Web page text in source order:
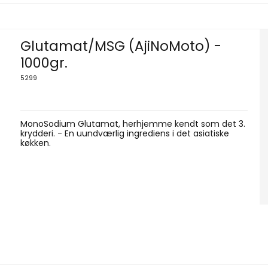
Glutamat/MSG (AjiNoMoto) -
1000gr.
5299
MonoSodium Glutamat, herhjemme kendt som det 3.
krydderi. - En uundværlig ingrediens i det asiatiske
køkken.